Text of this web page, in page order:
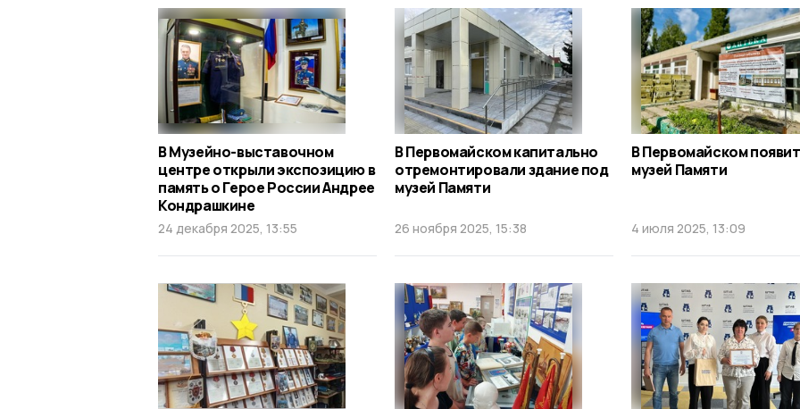
В Музейно-выставочном
центре открыли экспозицию в
память о Герое России Андрее
Кондрашкине
24 декабря 2025, 13:55
В Первомайском капитально
отремонтировали здание под
музей Памяти
26 ноября 2025, 15:38
В Первомайском
музей Памяти
4 июля 2025, 13:09